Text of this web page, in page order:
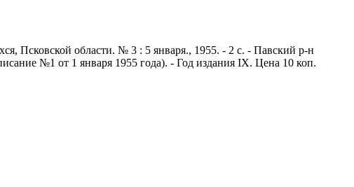
Псковской области. № 3 : 5 января., 1955. - 2 с. - Павский р-н
№1 от 1 января 1955 года). - Год издания IX. Цена 10 коп.